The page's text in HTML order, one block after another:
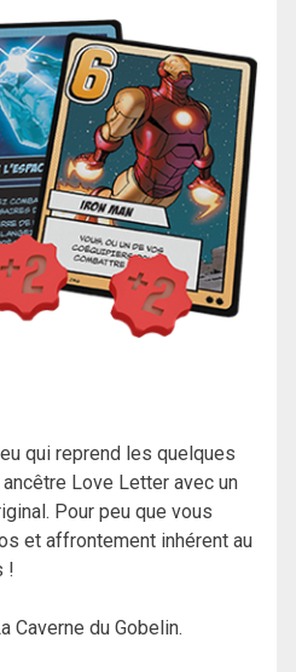
qui reprend les quelques
Love Letter avec un
Pour peu que vous
et affrontement inhérent au
!
Caverne du Gobelin.